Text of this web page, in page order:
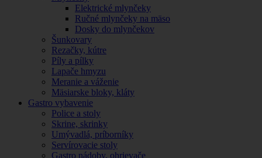
Elektrické mlynčeky
Ručné mlynčeky na mäso
Dosky do mlynčekov
Šunkovary
Rezačky, kútre
Píly a pílky
Lapače hmyzu
Meranie a váženie
Mäsiarske bloky, kláty
Gastro vybavenie
Police a stoly
Skrine, skrinky
Umývadlá, príborníky
Servírovacie stoly
Gastro nádoby, ohrievače